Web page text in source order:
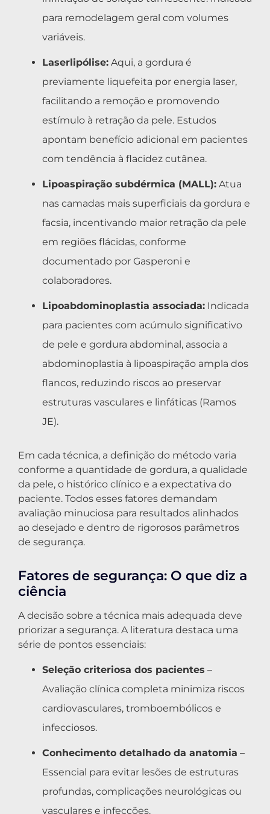
para remodelagem geral com volumes
variáveis.
Laserlipólise: Aqui, a gordura é
previamente liquefeita por energia laser,
facilitando a remoção e promovendo
estímulo à retração da pele. Estudos
apontam benefício adicional em pacientes
com tendência à flacidez cutânea.
Lipoaspiração subdérmica (MALL): Atua
nas camadas mais superficiais da gordura e
facsia, incentivando maior retração da pele
em regiões flácidas, conforme
documentado por Gasperoni e
colaboradores.
Lipoabdominoplastia associada: Indicada
para pacientes com acúmulo significativo
de pele e gordura abdominal, associa a
abdominoplastia à lipoaspiração ampla dos
flancos, reduzindo riscos ao preservar
estruturas vasculares e linfáticas (Ramos
JE).
Em cada técnica, a definição do método varia
conforme a quantidade de gordura, a qualidade
da pele, o histórico clínico e a expectativa do
paciente. Todos esses fatores demandam
avaliação minuciosa para resultados alinhados
ao desejado e dentro de rigorosos parâmetros
de segurança.
Fatores de segurança: O que diz a
ciência
A decisão sobre a técnica mais adequada deve
priorizar a segurança. A literatura destaca uma
série de pontos essenciais:
Seleção criteriosa dos pacientes –
Avaliação clínica completa minimiza riscos
cardiovasculares, tromboembólicos e
infecciosos.
Conhecimento detalhado da anatomia –
Essencial para evitar lesões de estruturas
profundas, complicações neurológicas ou
vasculares e infecções.